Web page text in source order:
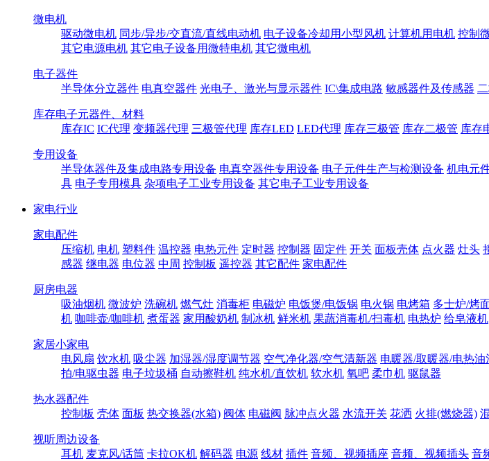
微电机
驱动微电机 同步/异步/交直流/直线电动机 电子设备冷却用小型风机 计算机用电机 控制
其它电源电机 其它电子设备用微特电机 其它微电机
电子器件
半导体分立器件 电真空器件 光电子、激光与显示器件 IC\集成电路 敏感器件及传感器
库存电子元器件、材料
库存IC IC代理 变频器代理 三极管代理 库存LED LED代理 库存三极管 库存二极管 库存
专用设备
半导体器件及集成电路专用设备 电真空器件专用设备 电子元件生产与检测设备 机电元
具 电子专用模具 杂项电子工业专用设备 其它电子工业专用设备
家电行业
家电配件
压缩机 电机 塑料件 温控器 电热元件 定时器 控制器 固定件 开关 面板壳体 点火器 灶头
感器 继电器 电位器 中周 控制板 遥控器 其它配件 家电配件
厨房电器
吸油烟机 微波炉 洗碗机 燃气灶 消毒柜 电磁炉 电饭煲/电饭锅 电火锅 电烤箱 多士炉/烤
机 咖啡壶/咖啡机 煮蛋器 家用酸奶机 制冰机 鲜米机 果蔬消毒机/扫毒机 电热炉 给皂液机
家居小家电
电风扇 饮水机 吸尘器 加湿器/湿度调节器 空气净化器/空气清新器 电暖器/取暖器/电热油
拍/电驱虫器 电子垃圾桶 自动擦鞋机 纯水机/直饮机 软水机 氧吧 柔巾机 驱鼠器
热水器配件
控制板 壳体 面板 热交换器(水箱) 阀体 电磁阀 脉冲点火器 水流开关 花洒 火排(燃烧器)
视听周边设备
耳机 麦克风/话筒 卡拉OK机 解码器 电源 线材 插件 音频、视频插座 音频、视频插头 音